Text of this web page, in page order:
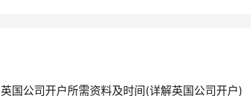
英国公司开户所需资料及时间(详解英国公司开户)